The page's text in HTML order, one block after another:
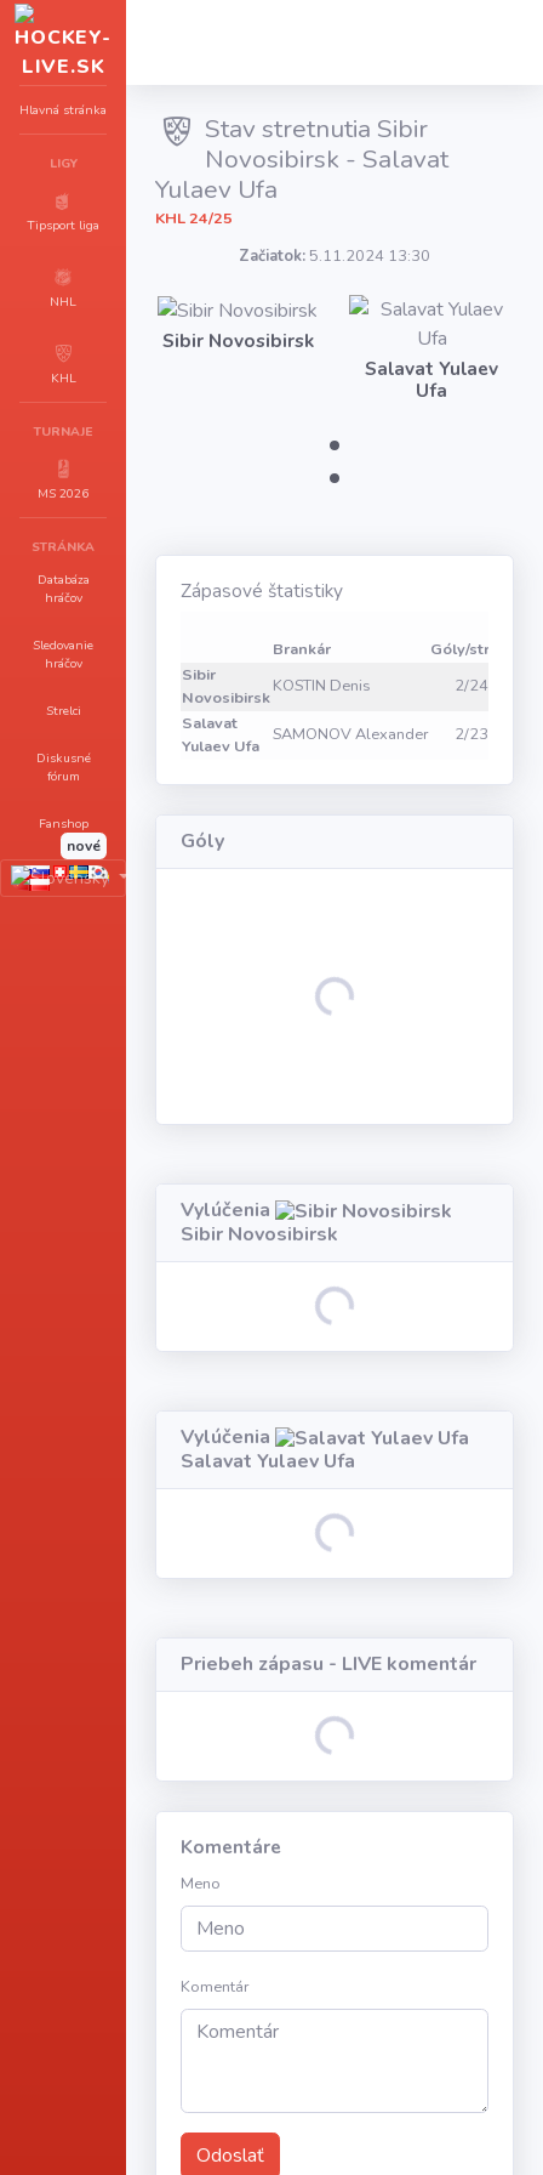
Hlavná stránka
LIGY
Tipsport liga
NHL
KHL
TURNAJE
MS 2026
STRÁNKA
Databáza
hráčov
Sledovanie
hráčov
Strelci
Diskusné
fórum
Fanshop
nové
Stav stretnutia Sibir
Novosibirsk - Salavat
Yulaev Ufa
KHL 24/25
Začiatok: 5.11.2024 13:30
Sibir Novosibirsk
:
Salavat Yulaev
Ufa
Zápasové štatistiky
Brankár
Góly/strely
Sibir
Novosibirsk
KOSTIN Denis 2/24
Salavat
Yulaev Ufa
SAMONOV Alexander 2/23
Góly
Loading...
Vylúčenia
Sibir Novosibirsk
Loading...
Vylúčenia
Salavat Yulaev Ufa
Loading...
Priebeh zápasu - LIVE komentár
Loading...
Komentáre
Meno
Komentár
Odoslať